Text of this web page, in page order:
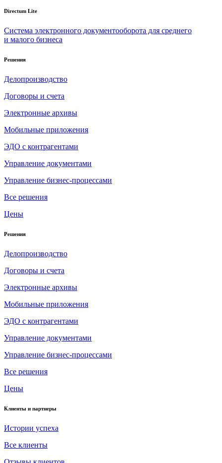
Directum Lite
Система электронного документооборота для среднего
и малого бизнеса
Решения
Делопроизводство
Договоры и счета
Электронные архивы
Мобильные приложения
ЭДО с контрагентами
Управление документами
Управление бизнес-процессами
Все решения
Цены
Решения
Делопроизводство
Договоры и счета
Электронные архивы
Мобильные приложения
ЭДО с контрагентами
Управление документами
Управление бизнес-процессами
Все решения
Цены
Клиенты и партнеры
Истории успеха
Все клиенты